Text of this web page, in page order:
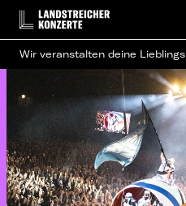
Wir veranstalten deine